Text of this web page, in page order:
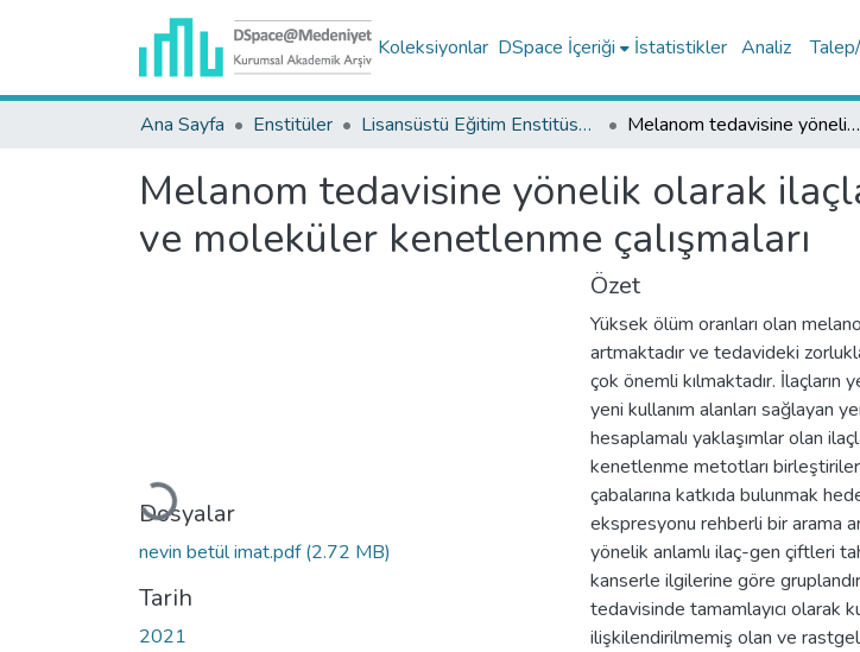
Koleksiyonlar DSpace İçeriği İstatistikler Analiz
Ana Sayfa Enstitüler Lisansüstü Eğitim Enstitüsü Tez Koleksiyonu Melanom tedavisine yönelik olarak ilaçların yeniden konumlandırılması ve moleküler kenetlenme çalışmaları
Melanom tedavisine yönelik olarak
ve moleküler kenetlenme çalışmaları
Yükleniyor...
Dosyalar
nevin betül imat.pdf(2.72 MB)
Tarih
2021
Özet
Yüksek ölüm oranları olan
artmaktadır ve tedavideki
çok önemli kılmaktadır. İlaçların
yeni kullanım alanları sağlayan
hesaplamalı yaklaşımlar olan
kenetlenme metotları
çabalarına katkıda bulunmak
ekspresyonu rehberli bir arama
yönelik anlamlı ilaç-gen çiftleri
kanserle ilgilerine göre
tedavisinde tamamlayıcı olarak
ilişkilendirilmemiş olan ve